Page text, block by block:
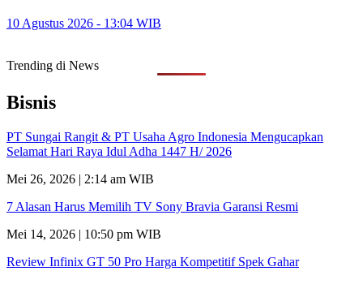
10 Agustus 2026 - 13:04 WIB
Trending di News
Bisnis
PT Sungai Rangit & PT Usaha Agro Indonesia Mengucapkan
Selamat Hari Raya Idul Adha 1447 H/ 2026
Mei 26, 2026 | 2:14 am WIB
7 Alasan Harus Memilih TV Sony Bravia Garansi Resmi
Mei 14, 2026 | 10:50 pm WIB
Review Infinix GT 50 Pro Harga Kompetitif Spek Gahar